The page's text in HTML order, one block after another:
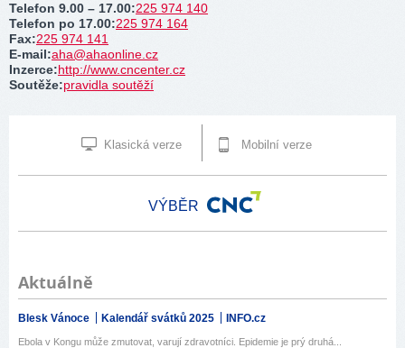
Telefon 9.00 – 17.00:225 974 140
Telefon po 17.00:225 974 164
Fax:225 974 141
E-mail:aha@ahaonline.cz
Inzerce:http://www.cncenter.cz
Soutěže:pravidla soutěží
Klasická verze Mobilní verze
VÝBĚR
Aktuálně
Blesk Vánoce Kalendář svátků 2025 INFO.cz
Ebola v Kongu může zmutovat, varují zdravotníci. Epidemie je prý druhá...